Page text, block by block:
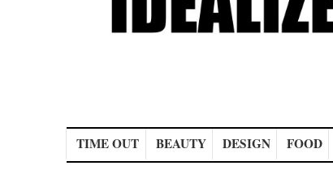
TIME OUT BEAUTY DESIGN FOOD